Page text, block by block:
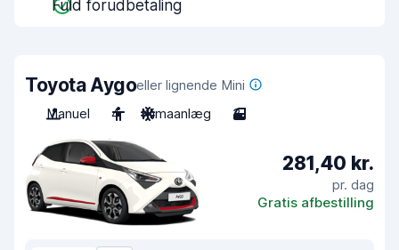
Fuld forudbetaling
Toyota Aygoeller lignende Mini
Manuel
4 Klimaanlæg 3
281,40 kr.
pr. dag
Gratis afbestilling